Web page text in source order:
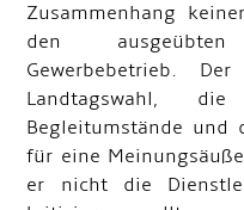
Zusammenhang
den
Gewerbebetrieb.
Landtagswahl,
Begleitumstände und
für eine
er nicht die